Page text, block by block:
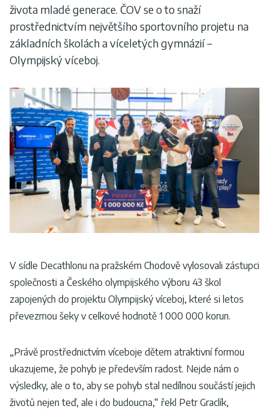
života mladé generace. ČOV se o to snaží
prostřednictvím největšího sportovního projetu na
základních školách a víceletých gymnázií –
Olympijský víceboj.
V sídle Decathlonu na pražském Chodově vylosovali zástupci
společnosti a Českého olympijského výboru 43 škol
zapojených do projektu Olympijský víceboj, které si letos
převezmou šeky v celkové hodnotě 1 000 000 korun.
„Právě prostřednictvím víceboje dětem atraktivní formou
ukazujeme, že pohyb je především radost. Nejde nám o
výsledky, ale o to, aby se pohyb stal nedílnou součástí jejich
životů nejen teď, ale i do budoucna,“ řekl Petr Graclík,